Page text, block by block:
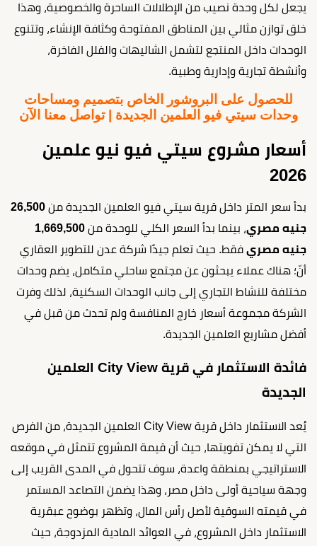
يجعل لكل وحدة نصيب من الإطلالات الساحرة والخصوصية، وهذا
خلق توازن مثالي بين المناطق المفتوحة وكثافة الإنشاء، وتتنوع
الوحدات داخل المنتجع لتشمل الشاليهات والفلل الفاخرة،
وأنشطة تجارية وإدارية وطبية.
للحصول على البروشور الخاص بتصميم ومساحات
وحدات سيتي فيو العلمين الجديدة | تواصل معنا الآن
أسعار مشروع سيتي فيو نيو علمين
2026
بدأ سعر المتر داخل قرية سيتي فيو العلمين الجديدة من 26,500
جنيه مصري، بينما بدأ السعر الكلي للوحدة من 1,669,500
جنيه مصري فقط. حيث تعلم جيدًا شركة عدن للتطوير العقاري
أنّ؛ هناك عملاء يبحثون عن مجتمع ساحلي متكامل، يضم وحدات
مختلفة للنشاط التجاري إلى جانب الوحدات السكنية، لذلك وفرت
الشركة مجموعة أسعار خارج المنافسة ولم تحدث من قبل في
أفضل مشاريع العلمين الجديدة.
فائدة الاستثمار في قرية City View العلمين
الجديدة
يُعد الاستثمار داخل قرية City View العلمين الجديدة، من الفرص
التي لا يمكن تفويتها، حيث أن قيمة المشروع تتمثل في موقعه
الاستراتيجي بمنطقة واعدة، سوف تتحول في المدى القريب إلى
وجهة سياحية أولى داخل مصر، وهذا يضمن التصاعد المستمر
في قيمته السوقية لأصل رأس المال، وتظهر بوضوح عبقرية
الاستثمار داخل المشروع، في العوائد المادية المزدوجة، حيث